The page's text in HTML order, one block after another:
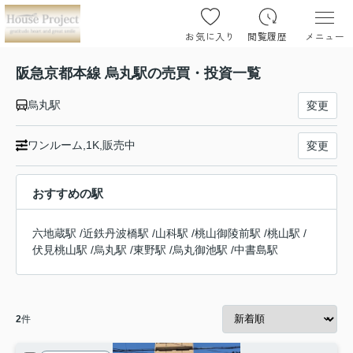
お気に入り 閲覧履歴 メニュー
阪急京都本線 烏丸駅の売買・投資一覧
烏丸駅 変更
ワンルーム,1K,販売中 変更
おすすめの駅
六地蔵駅 /近鉄丹波橋駅 /山科駅 /桃山御陵前駅 /桃山駅 /
伏見桃山駅 /烏丸駅 /東野駅 /烏丸御池駅 /中書島駅
2件